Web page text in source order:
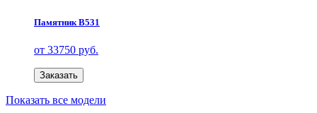
Памятник В531
от 33750 руб.
Заказать
Показать все модели